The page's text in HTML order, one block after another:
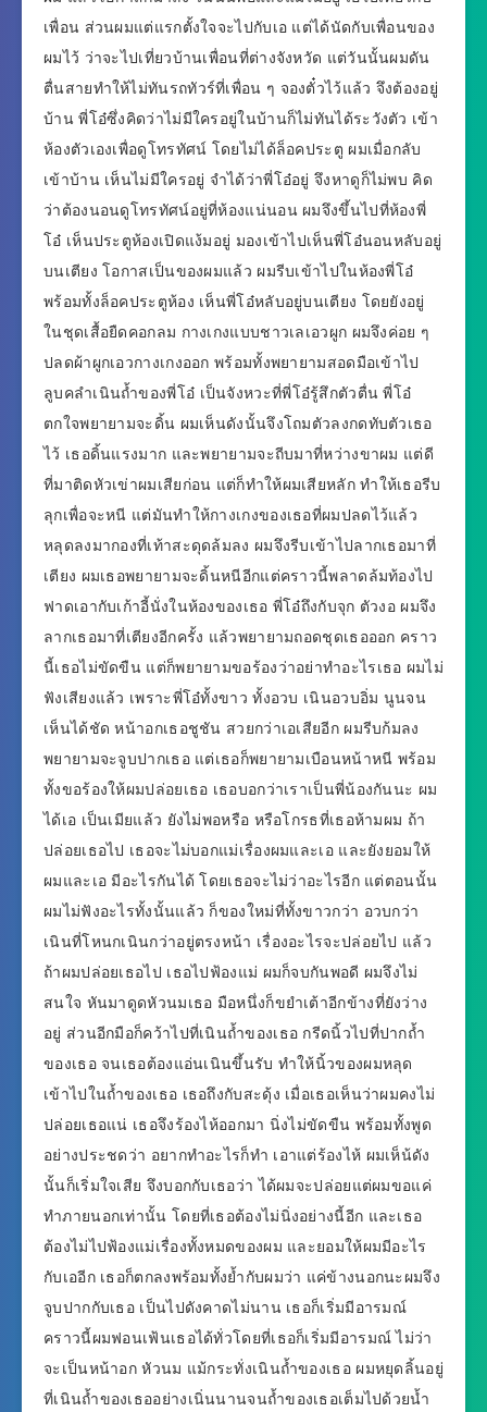
เพื่อน ส่วนผมแต่แรกตั้งใจจะไปกับเอ แต่ได้นัดกับเพื่อนของ
ผมไว้ ว่าจะไปเที่ยวบ้านเพื่อนที่ต่างจังหวัด แต่วันนั้นผมดัน
ตื่นสายทำให้ไม่ทันรถทัวร์ที่เพื่อน ๆ จองตั๋วไว้แล้ว จึงต้องอยู่
บ้าน พี่โอ๋ซึ่งคิดว่าไม่มีใครอยู่ในบ้านก็ไม่ทันได้ระวังตัว เข้า
ห้องตัวเองเพื่อดูโทรทัศน์ โดยไม่ได้ล็อคประตู ผมเมื่อกลับ
เข้าบ้าน เห็นไม่มีใครอยู่ จำได้ว่าพี่โอ๋อยู่ จึงหาดูก็ไม่พบ คิด
ว่าต้องนอนดูโทรทัศน์อยู่ที่ห้องแน่นอน ผมจึงขึ้นไปที่ห้องพี่
โอ๋ เห็นประตูห้องเปิดแง้มอยู่ มองเข้าไปเห็นพี่โอ๋นอนหลับอยู่
บนเตียง โอกาสเป็นของผมแล้ว ผมรีบเข้าไปในห้องพี่โอ๋
พร้อมทั้งล็อคประตูห้อง เห็นพี่โอ๋หลับอยู่บนเตียง โดยยังอยู่
ในชุดเสื้อยืดคอกลม กางเกงแบบชาวเลเอวผูก ผมจึงค่อย ๆ
ปลดผ้าผูกเอวกางเกงออก พร้อมทั้งพยายามสอดมือเข้าไป
ลูบคลำเนินถ้ำของพี่โอ๋ เป็นจังหวะที่พี่โอ๋รู้สึกตัวตื่น พี่โอ๋
ตกใจพยายามจะดิ้น ผมเห็นดังนั้นจึงโถมตัวลงกดทับตัวเธอ
ไว้ เธอดิ้นแรงมาก และพยายามจะถีบมาที่หว่างขาผม แต่ดี
ที่มาติดหัวเข่าผมเสียก่อน แต่ก็ทำให้ผมเสียหลัก ทำให้เธอรีบ
ลุกเพื่อจะหนี แต่มันทำให้กางเกงของเธอที่ผมปลดไว้แล้ว
หลุดลงมากองที่เท้าสะดุดล้มลง ผมจึงรีบเข้าไปลากเธอมาที่
เตียง ผมเธอพยายามจะดิ้นหนีอีกแต่คราวนี้พลาดล้มท้องไป
ฟาดเอากับเก้าอี้นั่งในห้องของเธอ พี่โอ๋ถึงกับจุก ตัวงอ ผมจึง
ลากเธอมาที่เตียงอีกครั้ง แล้วพยายามถอดชุดเธอออก คราว
นี้เธอไม่ขัดขืน แต่ก็พยายามขอร้องว่าอย่าทำอะไรเธอ ผมไม่
ฟังเสียงแล้ว เพราะพี่โอ๋ทั้งขาว ทั้งอวบ เนินอวบอิ่ม นูนจน
เห็นได้ชัด หน้าอกเธอชูชัน สวยกว่าเอเสียอีก ผมรีบก้มลง
พยายามจะจูบปากเธอ แต่เธอก็พยายามเบือนหน้าหนี พร้อม
ทั้งขอร้องให้ผมปล่อยเธอ เธอบอกว่าเราเป็นพี่น้องกันนะ ผม
ได้เอ เป็นเมียแล้ว ยังไม่พอหรือ หรือโกรธที่เธอห้ามผม ถ้า
ปล่อยเธอไป เธอจะไม่บอกแม่เรื่องผมและเอ และยังยอมให้
ผมและเอ มีอะไรกันได้ โดยเธอจะไม่ว่าอะไรอีก แต่ตอนนั้น
ผมไม่ฟังอะไรทั้งนั้นแล้ว ก็ของใหม่ที่ทั้งขาวกว่า อวบกว่า
เนินที่โหนกเนินกว่าอยู่ตรงหน้า เรื่องอะไรจะปล่อยไป แล้ว
ถ้าผมปล่อยเธอไป เธอไปฟ้องแม่ ผมก็จบกันพอดี ผมจึงไม่
สนใจ หันมาดูดหัวนมเธอ มือหนึ่งก็ขยำเต้าอีกข้างที่ยังว่าง
อยู่ ส่วนอีกมือก็คว้าไปที่เนินถ้ำของเธอ กรีดนิ้วไปที่ปากถ้ำ
ของเธอ จนเธอต้องแอ่นเนินขึ้นรับ ทำให้นิ้วของผมหลุด
เข้าไปในถ้ำของเธอ เธอถึงกับสะดุ้ง เมื่อเธอเห็นว่าผมคงไม่
ปล่อยเธอแน่ เธอจึงร้องไห้ออกมา นิ่งไม่ขัดขืน พร้อมทั้งพูด
อย่างประชดว่า อยากทำอะไรก็ทำ เอาแต่ร้องไห้ ผมเห็น้ดัง
นั้นก็เริ่มใจเสีย จึงบอกกับเธอว่า ได้ผมจะปล่อยแต่ผมขอแค่
ทำภายนอกเท่านั้น โดยที่เธอต้องไม่นิ่งอย่างนี้อีก และเธอ
ต้องไม่ไปฟ้องแม่เรื่องทั้งหมดของผม และยอมให้ผมมีอะไร
กับเออีก เธอก็ตกลงพร้อมทั้งย้ำกับผมว่า แค่ข้างนอกนะผมจึง
จูบปากกับเธอ เป็นไปดังคาดไม่นาน เธอก็เริ่มมีอารมณ์
คราวนี้ผมฟอนเฟ้นเธอได้ทั่วโดยที่เธอก็เริ่มมีอารมณ์ ไม่ว่า
จะเป็นหน้าอก หัวนม แม้กระทั่งเนินถ้ำของเธอ ผมหยุดลิ้นอยู่
ที่เนินถ้ำของเธออย่างเนิ่นนานจนถ้ำของเธอเต็มไปด้วยน้ำ